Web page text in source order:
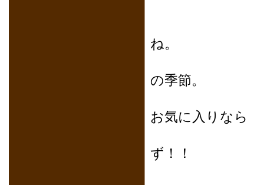
ね。
の季節。
お気に入りなら
ず！！